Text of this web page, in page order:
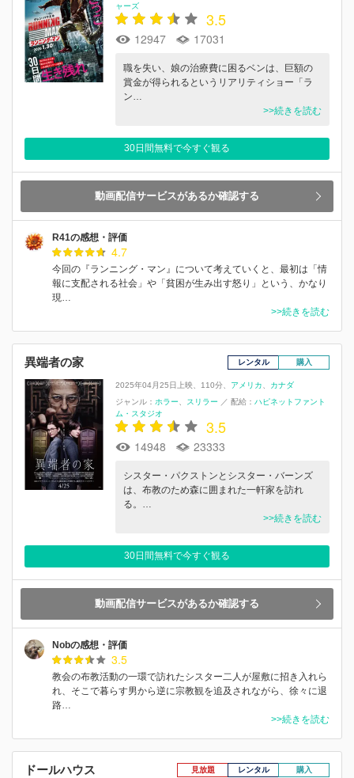
ャーズ
3.5
12947 17031
職を失い、娘の治療費に困るベンは、巨額の
賞金が得られるというリアリティショー「ラ
ン…
>>続きを読む
30日間無料で今すぐ観る
動画配信サービスがあるか確認する
R41の感想・評価
4.7
今回の『ランニング・マン』について考えていくと、最初は「情
報に支配される社会」や「貧困が生み出す怒り」という、かなり
現…
>>続きを読む
異端者の家 レンタル 購入
2025年04月25日上映 110分 アメリカ
カナダ
ジャンル： ホラー スリラー ／ 配給： ハピネットファント
ム・スタジオ
3.5
14948 23333
シスター・パクストンとシスター・バーンズ
は、布教のため森に囲まれた一軒家を訪れ
る。…
>>続きを読む
30日間無料で今すぐ観る
動画配信サービスがあるか確認する
Nobの感想・評価
3.5
教会の布教活動の一環で訪れたシスター二人が屋敷に招き入れら
れ、そこで暮らす男から逆に宗教観を追及されながら、徐々に退
路…
>>続きを読む
ドールハウス 見放題 レンタル 購入